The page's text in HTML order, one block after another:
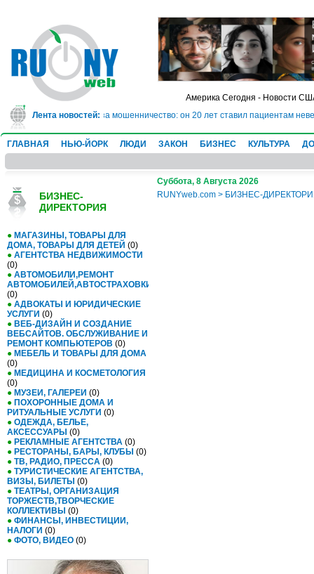
Америка Сегодня - Новости
Лента новостей:
в тюрьму на 10 лет за мошенничество: он 20 лет ставил пациентам
ГЛАВНАЯ НЬЮ-ЙОРК ЛЮДИ ЗАКОН БИЗНЕС КУЛЬТУРА
БИЗНЕС-
ДИРЕКТОРИЯ
● МАГАЗИНЫ, ТОВАРЫ ДЛЯ
ДОМА, ТОВАРЫ ДЛЯ ДЕТЕЙ (0)
● АГЕНТСТВА НЕДВИЖИМОСТИ
(0)
● АВТОМОБИЛИ,РЕМОНТ
АВТОМОБИЛЕЙ,АВТОСТРАХОВКИ
(0)
● АДВОКАТЫ И ЮРИДИЧЕСКИЕ
УСЛУГИ (0)
● ВЕБ-ДИЗАЙН И СОЗДАНИЕ
ВЕБСАЙТОВ. ОБСЛУЖИВАНИЕ И
РЕМОНТ КОМПЬЮТЕРОВ (0)
● МЕБЕЛЬ И ТОВАРЫ ДЛЯ ДОМА
(0)
● МЕДИЦИНА И КОСМЕТОЛОГИЯ
(0)
● МУЗЕИ, ГАЛЕРЕИ (0)
● ПОХОРОННЫЕ ДОМА И
РИТУАЛЬНЫЕ УСЛУГИ (0)
● ОДЕЖДА, БЕЛЬЕ,
АКСЕССУАРЫ (0)
● РЕКЛАМНЫЕ АГЕНТСТВА (0)
● РЕСТОРАНЫ, БАРЫ, КЛУБЫ (0)
● ТВ, РАДИО, ПРЕССА (0)
● ТУРИСТИЧЕСКИЕ АГЕНТСТВА,
ВИЗЫ, БИЛЕТЫ (0)
● ТЕАТРЫ, ОРГАНИЗАЦИЯ
ТОРЖЕСТВ,ТВОРЧЕСКИЕ
КОЛЛЕКТИВЫ (0)
● ФИНАНСЫ, ИНВЕСТИЦИИ,
НАЛОГИ (0)
● ФОТО, ВИДЕО (0)
Суббота, 8 Августа 2026
RUNYweb.com > БИЗНЕС-